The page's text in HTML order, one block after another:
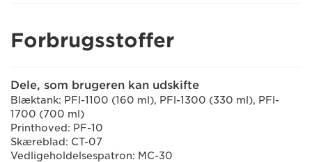
Forbrugsstoffer
Dele, som brugeren kan udskifte
Blæktank: PFl-1100 (160 ml), PFl-1300 (330 ml), PFl-
1700 (700 ml)
Printhoved: PF-10
Skæreblad: CT-07
Vedligeholdelsespatron: MC-30